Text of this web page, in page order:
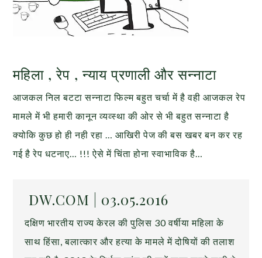
महिला , रेप , न्याय प्रणाली और सन्नाटा
आजकल निल बटटा सन्नाटा फिल्म बहुत चर्चा में है वही आजकल रेप
मामले में भी हमारी कानून व्यव्स्था की ओर से भी बहुत सन्नाटा है
क्योकि कुछ हो ही नही रहा … आखिरी पेज की बस खबर बन कर रह
गई है रेप धटनाए… !!! ऐसे में चिंता होना स्वाभाविक है…
DW.COM | 03.05.2016
दक्षिण भारतीय राज्य केरल की पुलिस 30 वर्षीया महिला के
साथ हिंसा, बलात्कार और हत्या के मामले में दोषियों की तलाश